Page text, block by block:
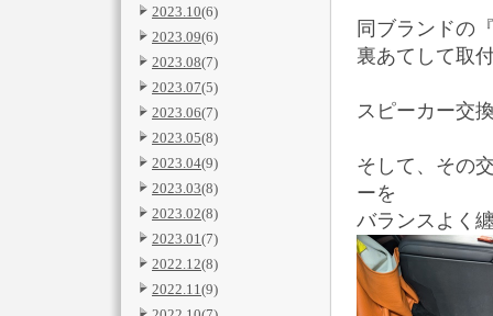
2023.10(6)
2023.09(6)
2023.08(7)
2023.07(5)
2023.06(7)
2023.05(8)
2023.04(9)
2023.03(8)
2023.02(8)
2023.01(7)
2022.12(8)
2022.11(9)
同ブランドの
裏あてして取
スピーカー交
そして、その
ーを
バランスよく